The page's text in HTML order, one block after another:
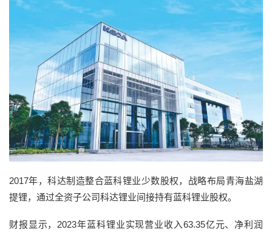
2017年，科达制造整合蓝科锂业少数股权，战略布局青海盐湖
提锂，通过全资子公司科达锂业间接持有蓝科锂业股权。
财报显示，2023年蓝科锂业实现营业收入63.35亿元、净利润